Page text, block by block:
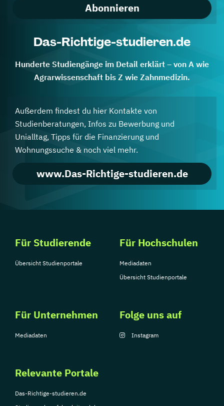
Abonnieren
Das-Richtige-studieren.de
Hunderte Studiengänge im Detail erklärt – von A wie
Agrarwissenschaft bis Z wie Zahnmedizin.
Außerdem findest du hier Kontakte von
Studienberatungen, Infos zu Bewerbung und
Unialltag, Tipps für die Finanzierung und
Wohnungssuche & noch viel mehr.
www.Das-Richtige-studieren.de
Für Studierende
Übersicht Studienportale
Für Hochschulen
Mediadaten
Übersicht Studienportale
Für Unternehmen
Mediadaten
Relevante Portale
Das-Richtige-studieren.de
Folge uns auf
Instagram